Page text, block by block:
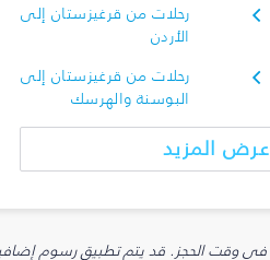
رحلات من قرغيزستان إلى
الأردن
رحلات من قرغيزستان إلى
البوسنة والهرسك
عرض المزيد